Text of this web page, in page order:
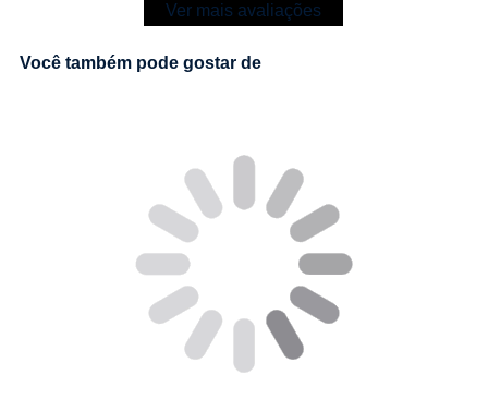
Ver mais avaliações
Você também pode gostar de